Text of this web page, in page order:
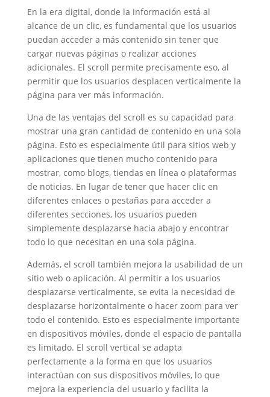
En la era digital, donde la información está al
alcance de un clic, es fundamental que los usuarios
puedan acceder a más contenido sin tener que
cargar nuevas páginas o realizar acciones
adicionales. El scroll permite precisamente eso, al
permitir que los usuarios desplacen verticalmente la
página para ver más información.
Una de las ventajas del scroll es su capacidad para
mostrar una gran cantidad de contenido en una sola
página. Esto es especialmente útil para sitios web y
aplicaciones que tienen mucho contenido para
mostrar, como blogs, tiendas en línea o plataformas
de noticias. En lugar de tener que hacer clic en
diferentes enlaces o pestañas para acceder a
diferentes secciones, los usuarios pueden
simplemente desplazarse hacia abajo y encontrar
todo lo que necesitan en una sola página.
Además, el scroll también mejora la usabilidad de un
sitio web o aplicación. Al permitir a los usuarios
desplazarse verticalmente, se evita la necesidad de
desplazarse horizontalmente o hacer zoom para ver
todo el contenido. Esto es especialmente importante
en dispositivos móviles, donde el espacio de pantalla
es limitado. El scroll vertical se adapta
perfectamente a la forma en que los usuarios
interactúan con sus dispositivos móviles, lo que
mejora la experiencia del usuario y facilita la